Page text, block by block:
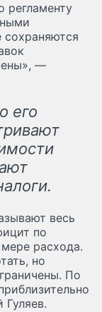
регламенту
—
его
весь
по
расхода.
но
По